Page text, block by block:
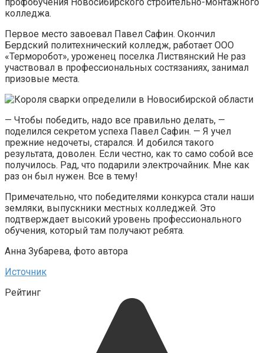
колледжа.
Первое место завоевал Павел Сафин. Окончил
Бердский политехнический колледж, работает ООО
«Терморобот», уроженец поселка Листвянский Не раз
участвовал в профессиональных состязаниях, занимал
призовые места.
— Чтобы победить, надо все правильно делать, —
поделился секретом успеха Павел Сафин. — Я учел
прежние недочеты, старался. И добился такого
результата, доволен. Если честно, как то само собой все
получилось. Рад, что подарили электрочайник. Мне как
раз он был нужен. Все в тему!
Примечательно, что победителями конкурса стали наши
земляки, выпускники местных колледжей. Это
подтверждает высокий уровень профессионального
обучения, который там получают ребята.
Анна Зубарева, фото автора
Источник
Рейтинг